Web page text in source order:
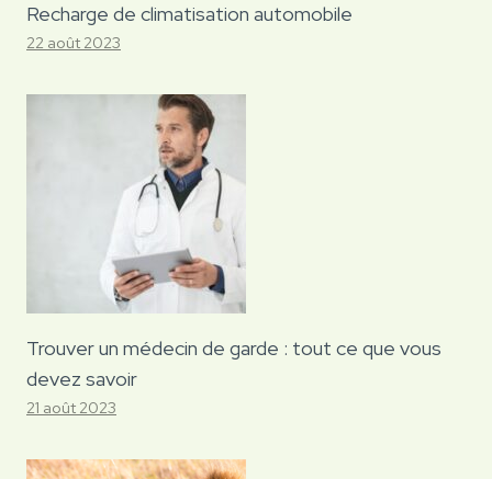
Recharge de climatisation automobile
22 août 2023
Trouver un médecin de garde : tout ce que vous
devez savoir
21 août 2023